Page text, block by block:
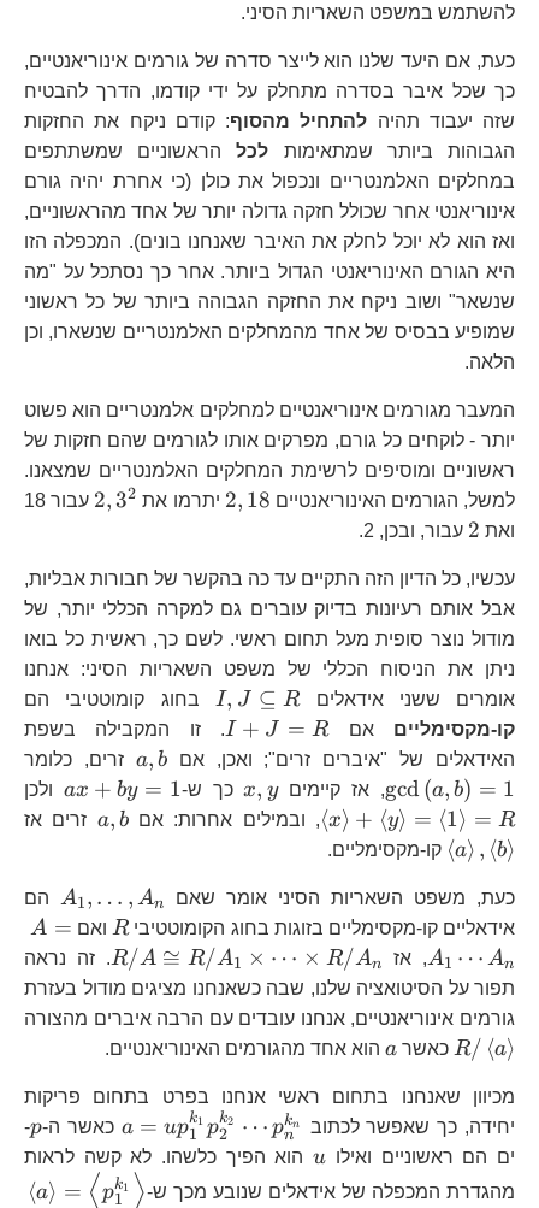
להשתמש במשפט השאריות הסיני.
כעת, אם היעד שלנו הוא לייצר סדרה של גורמים אינוריאנטיים,
כך שכל איבר בסדרה מתחלק על ידי קודמו, הדרך להבטיח
שזה יעבוד תהיה להתחיל מהסוף: קודם ניקח את החזקות
הגבוהות ביותר שמתאימות לכלהראשוניים שמשתתפים
במחלקים האלמנטריים ונכפול את כולן (כי אחרת יהיה גורם
אינוריאנטי אחר שכולל חזקה גדולה יותר של אחד מהראשוניים,
ואז הוא לא יוכל לחלק את האיבר שאנחנו בונים). המכפלה הזו
היא הגורם האינוריאנטי הגדול ביותר. אחר כך נסתכל על "מה
שנשאר" ושוב ניקח את החזקה הגבוהה ביותר של כל ראשוני
שמופיע בבסיס של אחד מהמחלקים האלמנטריים שנשארו, וכן
הלאה.
המעבר מגורמים אינוריאנטיים למחלקים אלמנטריים הוא פשוט
יותר - לוקחים כל גורם, מפרקים אותו לגורמים שהם חזקות של
ראשוניים ומוסיפים לרשימת המחלקים האלמנטריים שמצאנו.
למשל, הגורמים האינוריאנטיים
2,18
2, 18 יתרמו את 2,3^{2}
2,32
עבור 18
ואת 2 עבור, ובכן, 2.
עכשיו, כל הדיון הזה התקיים עד כה בהקשר של חבורות אבליות,
אבל אותם רעיונות בדיוק עוברים גם למקרה הכללי יותר, של
מודול נוצר סופית מעל תחום ראשי. לשם כך, ראשית כל בואו
ניתן את הניסוח הכללי של משפט השאריות הסיני: אנחנו
אומרים ששני אידאלים
I,J\subseteq
R
I, J ⊆ R
בחוג קומוטטיבי הם
קו-מקסימליים אם
I+J=R
I + J = R
. זו המקבילה בשפת
האידאלים של "איברים זרים"; ואכן, אם
a,b
a, b זרים, כלומר
gcd(a, b) = 1 , אז קיימים
x,y
x, y כך ש- ax + by = 1 ולכן
⟨x⟩ + ⟨y⟩ = ⟨1⟩ = R , ובמילים אחרות: אם a,b
a, b זרים אז
⟨a⟩ , ⟨b⟩ קו-מקסימליים.
כעת, משפט השאריות הסיני אומר שאם A1, … , An
הם
אידאליים קו-מקסימליים בזוגות בחוג הקומוטטיבי
R
R ואם A =
A1 ⋯ An , אזR/A\cong
R/
R/A_{n}
R/A ≅ R/A1 × ⋯ × R/An
. זה נראה
תפור על הסיטואציה שלנו, שבה כשאנחנו מציגים מודול בעזרת
גורמים אינוריאנטיים, אנחנו עובדים עם הרבה איברים מהצורה
R/ ⟨a⟩ כאשר a a הוא אחד מהגורמים האינוריאנטיים.
מכיוון שאנחנו בתחום ראשי אנחנו בפרט בתחום פריקות
יחידה, כך שאפשר לכתוב
a = up1
k1 p2
k2 ⋯ pn
kn כאשר ה- p
p
-
ים הם ראשוניים ואילו
u uהוא הפיך כלשהו. לא קשה לראות
מהגדרת המכפלה של אידאלים שנובע מכך ש-
⟨a⟩ = ⟨p1
k1 ⟩